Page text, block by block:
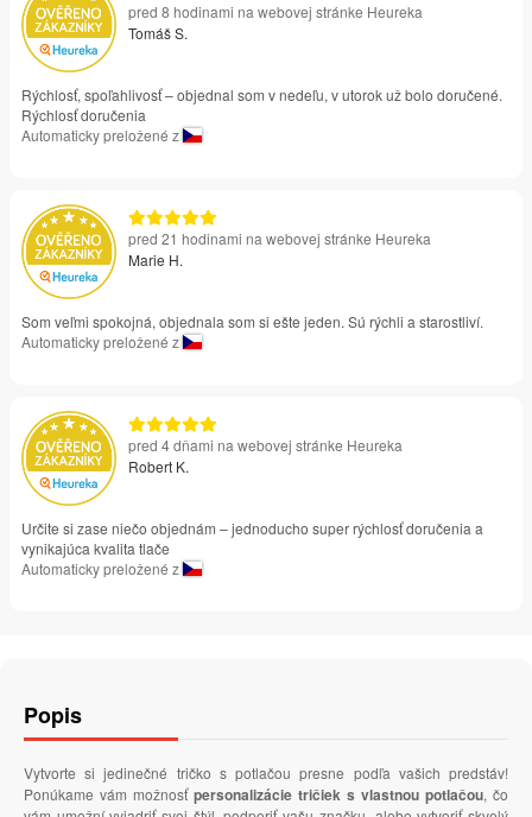
pred 8 hodinami na webovej stránke Heureka
Tomáš S.
Rýchlosť, spoľahlivosť – objednal som v nedeľu, v utorok už bolo doručené.
Rýchlosť doručenia
Automaticky preložené z
pred 21 hodinami na webovej stránke Heureka
Marie H.
Som veľmi spokojná, objednala som si ešte jeden. Sú rýchli a starostliví.
Automaticky preložené z
pred 4 dňami na webovej stránke Heureka
Robert K.
Určite si zase niečo objednám – jednoducho super rýchlosť doručenia a
vynikajúca kvalita tlače
Automaticky preložené z
Popis
Vytvorte si jedinečné tričko s potlačou presne podľa vašich predstáv!
Ponúkame vám možnosť personalizácie tričiek s vlastnou potlačou, čo